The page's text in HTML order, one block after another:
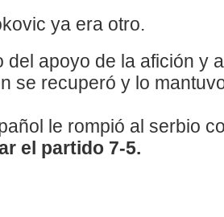
ya era otro.
del apoyo de la afición y
se recuperó y lo
le rompió al serbio
el partido 7-5.